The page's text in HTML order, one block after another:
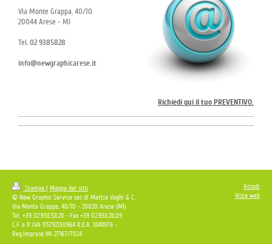
Via Monte Grappa, 40/10
20044 Arese - MI
Tel.02 9385828
info@newgraphicarese.it
Richiedi qui il tuo PREVENTIVO.
Stampa
Mappa del sito
© New Graphic Service sas di Mattia Vaghi & C.
Via Monte Grappa, 40/10 - 20020 Arese (MI)
Tel. +39 02.938.58.28 - Fax +39 02.938.28.09
C.F. e P. IVA 05792130964 R.E.A. 1848976 -
Reg.Imprese MI 27167/7024
Accedi
Vista web